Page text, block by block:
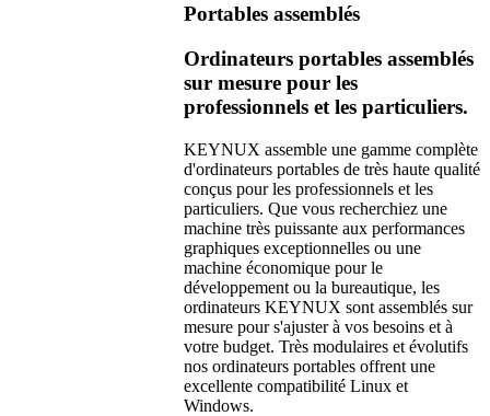
Portables assemblés
Ordinateurs portables assemblés
sur mesure pour les
professionnels et les particuliers.
KEYNUX assemble une gamme complète
d'ordinateurs portables de très haute qualité
conçus pour les professionnels et les
particuliers. Que vous recherchiez une
machine très puissante aux performances
graphiques exceptionnelles ou une
machine économique pour le
développement ou la bureautique, les
ordinateurs KEYNUX sont assemblés sur
mesure pour s'ajuster à vos besoins et à
votre budget. Très modulaires et évolutifs
nos ordinateurs portables offrent une
excellente compatibilité Linux et
Windows.